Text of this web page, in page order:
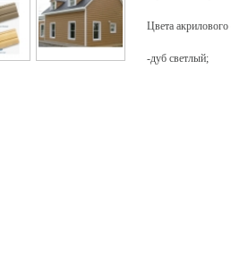
Цвета
-дуб светлый;